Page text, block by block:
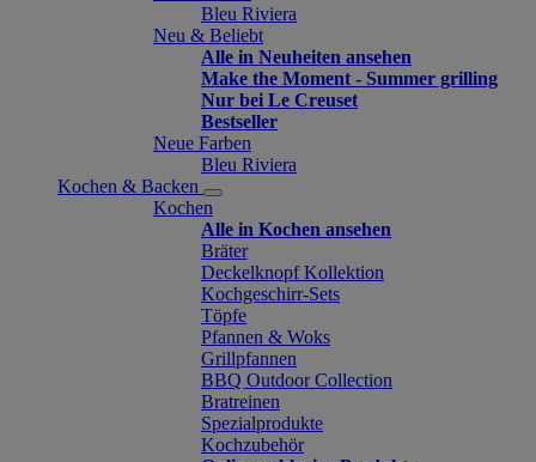
Bleu Riviera
Neu & Beliebt
Alle in Neuheiten ansehen
Make the Moment - Summer grilling
Nur bei Le Creuset
Bestseller
Neue Farben
Bleu Riviera
Kochen & Backen
Kochen
Alle in Kochen ansehen
Bräter
Deckelknopf Kollektion
Kochgeschirr-Sets
Töpfe
Pfannen & Woks
Grillpfannen
BBQ Outdoor Collection
Bratreinen
Spezialprodukte
Kochzubehör